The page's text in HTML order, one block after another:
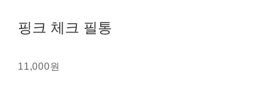
핑크 체크 필통
11,000원